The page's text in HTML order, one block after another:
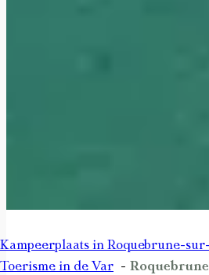
Kampeerplaats in Roquebrune-
Toerisme in de Var